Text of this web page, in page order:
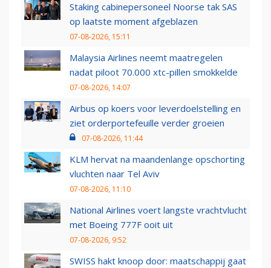
Staking cabinepersoneel Noorse tak SAS
op laatste moment afgeblazen
07-08-2026, 15:11
Malaysia Airlines neemt maatregelen
nadat piloot 70.000 xtc-pillen smokkelde
07-08-2026, 14:07
Airbus op koers voor leverdoelstelling en
ziet orderportefeuille verder groeien
07-08-2026, 11:44
KLM hervat na maandenlange opschorting
vluchten naar Tel Aviv
07-08-2026, 11:10
National Airlines voert langste vrachtvlucht
met Boeing 777F ooit uit
07-08-2026, 9:52
SWISS hakt knoop door: maatschappij gaat